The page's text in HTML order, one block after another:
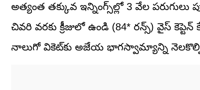
అత్యంత తక్కువ ఇన్నింగ్స్‌ల్లో 3 వేల
చివరి వరకు క్రీజులో ఉండి (84* రన్స్) వైస్
నాలుగో వికెట్‌కు అజేయ భాగస్వామ్యాన్ని